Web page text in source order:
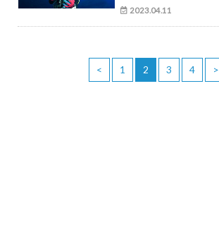
2023.04.11
< 1 2 3 4 >